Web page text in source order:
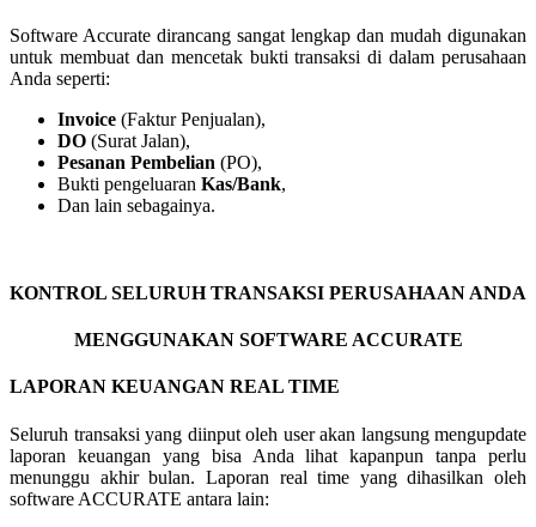
Software Accurate dirancang sangat lengkap dan mudah digunakan
untuk membuat dan mencetak bukti transaksi di dalam perusahaan
Anda seperti:
Invoice (Faktur Penjualan),
DO (Surat Jalan),
Pesanan Pembelian (PO),
Bukti pengeluaran Kas/Bank,
Dan lain sebagainya.
KONTROL SELURUH TRANSAKSI PERUSAHAAN ANDA
MENGGUNAKAN SOFTWARE ACCURATE
LAPORAN KEUANGAN REAL TIME
Seluruh transaksi yang diinput oleh user akan langsung mengupdate
laporan keuangan yang bisa Anda lihat kapanpun tanpa perlu
menunggu akhir bulan. Laporan real time yang dihasilkan oleh
software ACCURATE antara lain: